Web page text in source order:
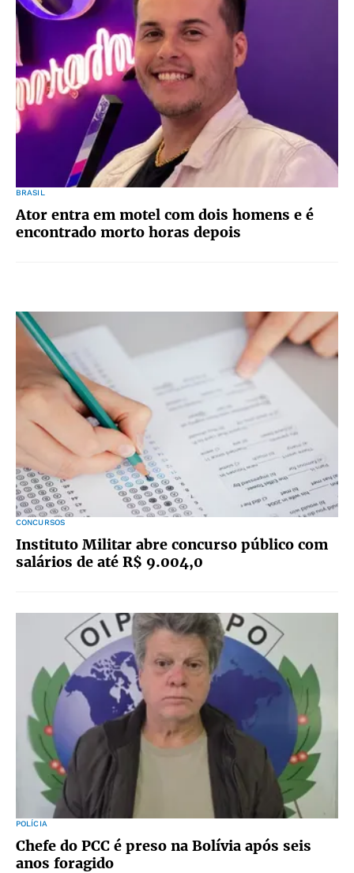
BRASIL
Ator entra em motel com dois homens e é
encontrado morto horas depois
CONCURSOS
Instituto Militar abre concurso público com
salários de até R$ 9.004,0
POLÍCIA
Chefe do PCC é preso na Bolívia após seis
anos foragido